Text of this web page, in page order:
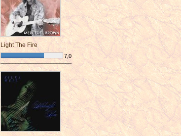
Light The Fire
7,0
¯¯¯¯¯¯¯¯¯¯¯¯¯¯¯¯¯¯¯¯¯¯¯¯